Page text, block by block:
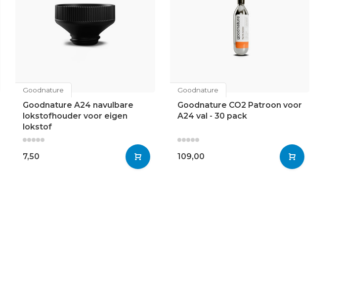
Goodnature
Goodnature A24 navulbare
lokstofhouder voor eigen
lokstof
7,50
Goodnature
Goodnature CO2 Patroon voor
A24 val - 30 pack
109,00